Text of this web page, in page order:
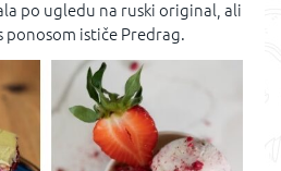
po ugledu na ruski original, ali
ponosom ističe Predrag.